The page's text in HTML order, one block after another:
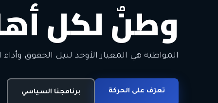
وطنٌ لكل
المواطنة هي المعيار الأوحد لنيل الحقوق وأداء
تعرّف على الحركة برنامجنا السياسي
معاً من أجل
الحرية • الوحدة • السلام • الديمقراطية
انضم للحركة اتصل بنا